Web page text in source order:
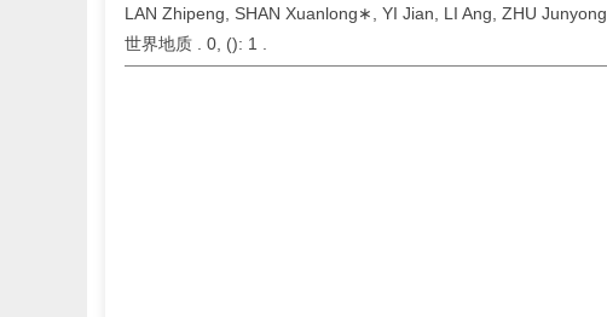
LAN Zhipeng, SHAN Xuanlong∗, YI Jian, LI Ang, ZHU Junyong
世界地质 . 0, (): 1 .